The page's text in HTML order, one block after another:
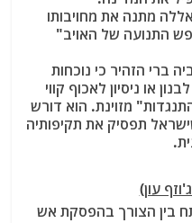
מתנה את מחויבותו
התנועה של האויב"
ברי הזהיר כי נוכחות
או ניסיון לאכוף קווי
מזוינת. הוא דורש
תפסיק את תקיפותיה
בין הצורך בהפסקת אש